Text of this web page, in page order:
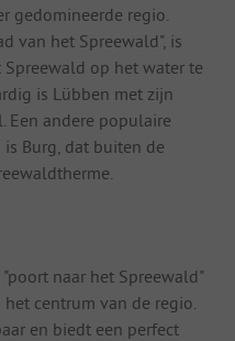
gedomineerde regio.
van het Spreewald", is
op het water te
is Lübben met zijn
Een andere populaire
Burg, dat buiten de
naar het Spreewald"
centrum van de regio.
en biedt een perfect